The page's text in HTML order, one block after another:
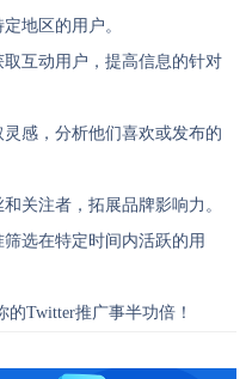
地区的用户。
取互动用户，提高信息的针对
灵感，分析他们喜欢或发布的
关注者，拓展品牌影响力。
筛选在特定时间内活跃的用
的Twitter推广事半功倍！